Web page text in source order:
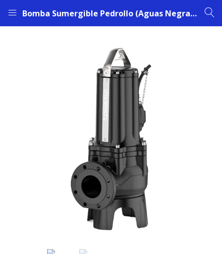
Bomba Sumergible Pedrollo (Aguas Negras), Modelo VXC4 55/100 | 5,5 HP | 400V | 9 Amp | 4”